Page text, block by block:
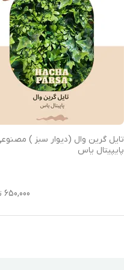
تایل گرین وال (دیوار سبز )
پایپیتال یاس
650,000